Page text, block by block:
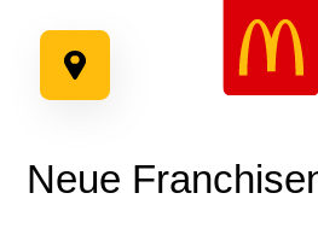
Inhalt
springen
Neue